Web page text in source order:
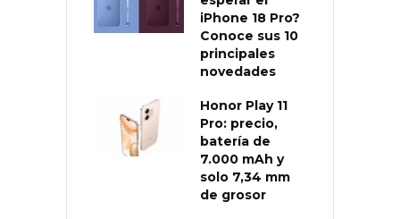
iPhone 18 Pro?
Conoce sus 10
principales
novedades
Honor Play 11
Pro: precio,
batería de
7.000 mAh y
solo 7,34 mm
de grosor